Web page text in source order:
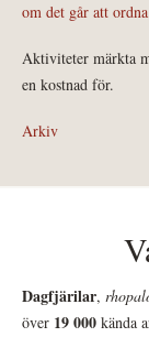
om det går att
Aktiviteter märkta
en kostnad för.
Arkiv
Dagfjärilar,
över 19 000 kända